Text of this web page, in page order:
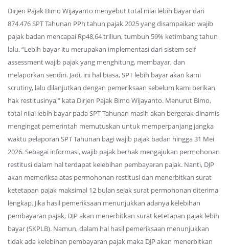
Dirjen Pajak Bimo Wijayanto menyebut total nilai lebih bayar dari
874.476 SPT Tahunan PPh tahun pajak 2025 yang disampaikan wajib
pajak badan mencapai Rp48,64 triliun, tumbuh 59% ketimbang tahun
lalu. “Lebih bayar itu merupakan implementasi dari sistem self
assessment wajib pajak yang menghitung, membayar, dan
melaporkan sendiri. Jadi, ini hal biasa, SPT lebih bayar akan kami
scrutiny, lalu dilanjutkan dengan pemeriksaan sebelum kami berikan
hak restitusinya,” kata Dirjen Pajak Bimo Wijayanto. Menurut Bimo,
total nilai lebih bayar pada SPT Tahunan masih akan bergerak dinamis
mengingat pemerintah memutuskan untuk memperpanjang jangka
waktu pelaporan SPT Tahunan bagi wajib pajak badan hingga 31 Mei
2026. Sebagai informasi, wajib pajak berhak mengajukan permohonan
restitusi dalam hal terdapat kelebihan pembayaran pajak. Nanti, DJP
akan memeriksa atas permohonan restitusi dan menerbitkan surat
ketetapan pajak maksimal 12 bulan sejak surat permohonan diterima
lengkap. Jika hasil pemeriksaan menunjukkan adanya kelebihan
pembayaran pajak, DJP akan menerbitkan surat ketetapan pajak lebih
bayar (SKPLB). Namun, dalam hal hasil pemeriksaan menunjukkan
tidak ada kelebihan pembayaran pajak maka DJP akan menerbitkan